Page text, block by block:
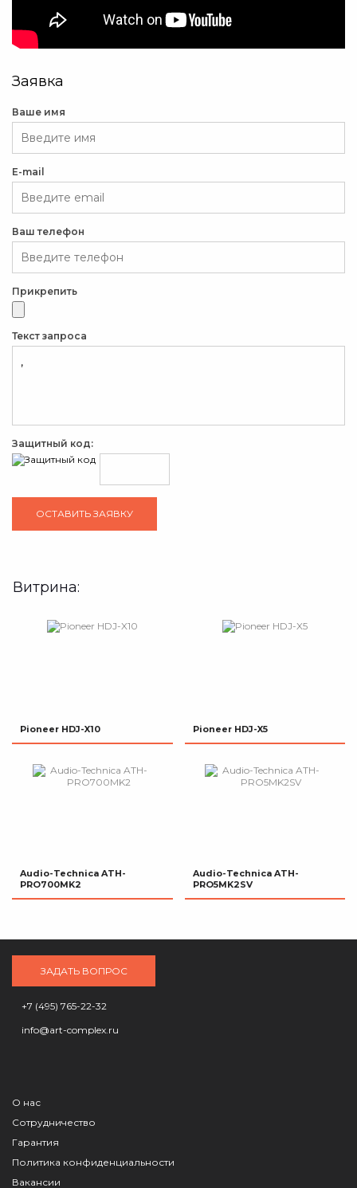
Заявка
Ваше имя
E-mail
Ваш телефон
Прикрепить
Текст запроса
Защитный код:
Витрина:
Pioneer HDJ-X10 Pioneer HDJ-X5
Audio-Technica ATH-
PRO700MK2
Audio-Technica ATH-
PRO5MK2SV
ЗАДАТЬ ВОПРОС
+7 (495) 765-22-32
info@art-complex.ru
О нас
Сотрудничество
Гарантия
Политика конфиденциальности
Вакансии